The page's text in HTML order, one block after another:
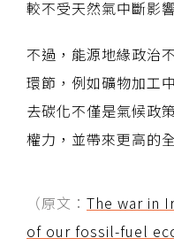
較不受天然氣中斷影
不過，能源地緣政治
環節，例如礦物加工
去碳化不僅是氣候政
權力，並帶來更高的
（原文： The war in
of our fossil-fuel